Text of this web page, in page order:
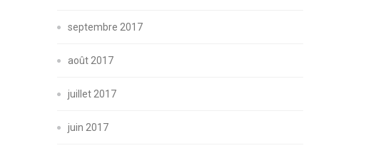
septembre 2017
août 2017
juillet 2017
juin 2017